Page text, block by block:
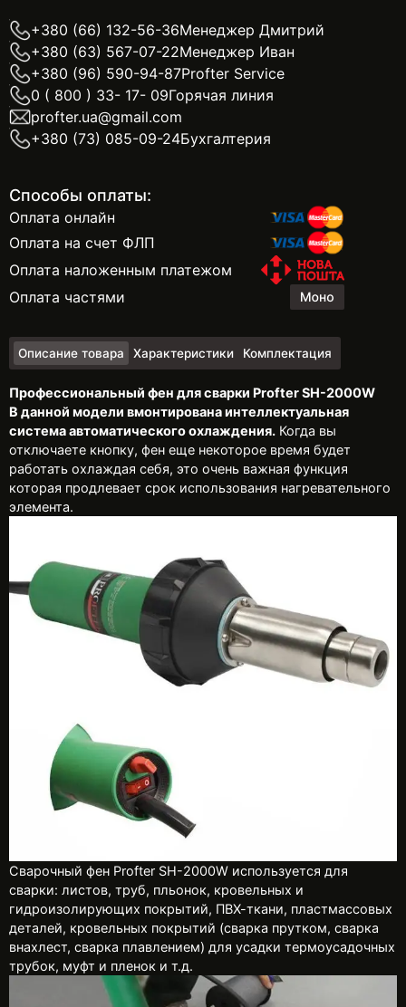
+380 (66) 132-56-36Менеджер Дмитрий
+380 (63) 567-07-22Менеджер Иван
+380 (96) 590-94-87Profter Service
0 ( 800 ) 33- 17- 09Горячая линия
profter.ua@gmail.com
+380 (73) 085-09-24Бухгалтерия
Способы оплаты:
Оплата онлайн
Оплата на счет ФЛП
Оплата наложенным платежом
Оплата частями
Описание товара Характеристики Комплектация
Профессиональный фен для сварки Profter SH-2000W
В данной модели вмонтирована интеллектуальная
система автоматического охлаждения. Когда вы
отключаете кнопку, фен еще некоторое время будет
работать охлаждая себя, это очень важная функция
которая продлевает срок использования нагревательного
элемента.
Сварочный фен Profter SH-2000W используется для
сварки: листов, труб, пльонок, кровельных и
гидроизолирующих покрытий, ПВХ-ткани, пластмассовых
деталей, кровельных покрытий (сварка прутком, сварка
внахлест, сварка плавлением) для усадки термоусадочных
трубок, муфт и пленок и т.д.